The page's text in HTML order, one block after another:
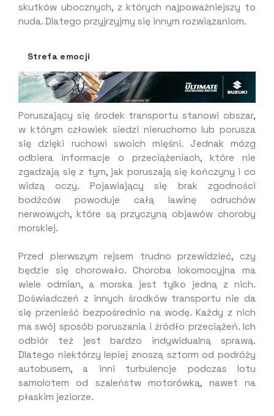
skutków ubocznych, z których najpoważniejszy to
nuda. Dlatego przyjrzyjmy się innym rozwiązaniom.
Strefa emocji
Poruszający się środek transportu stanowi obszar,
w którym człowiek siedzi nieruchomo lub porusza
się dzięki ruchowi swoich mięśni. Jednak mózg
odbiera informacje o przeciążeniach, które nie
zgadzają się z tym, jak poruszają się kończyny i co
widzą oczy. Pojawiający się brak zgodności
bodźców powoduje całą lawinę odruchów
nerwowych, które są przyczyną objawów choroby
morskiej.
Przed pierwszym rejsem trudno przewidzieć, czy
będzie się chorowało. Choroba lokomocyjna ma
wiele odmian, a morska jest tylko jedną z nich.
Doświadczeń z innych środków transportu nie da
się przenieść bezpośrednio na wodę. Każdy z nich
ma swój sposób poruszania i źródło przeciążeń. Ich
odbiór też jest bardzo indywidualną sprawą.
Dlatego niektórzy lepiej znoszą sztorm od podróży
autobusem, a inni turbulencje podczas lotu
samolotem od szaleństw motorówką, nawet na
płaskim jeziorze.